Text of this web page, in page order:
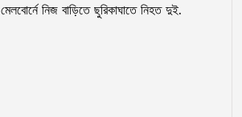
মেলবোর্নে নিজ বাড়িতে ছুরিকাঘাতে নিহত দুই.